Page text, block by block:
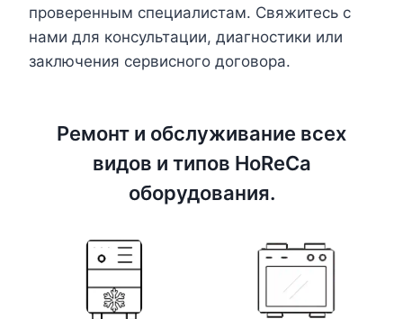
проверенным специалистам. Свяжитесь с
нами для консультации, диагностики или
заключения сервисного договора.
Ремонт и обслуживание всех
видов и типов HoReCa
оборудования.